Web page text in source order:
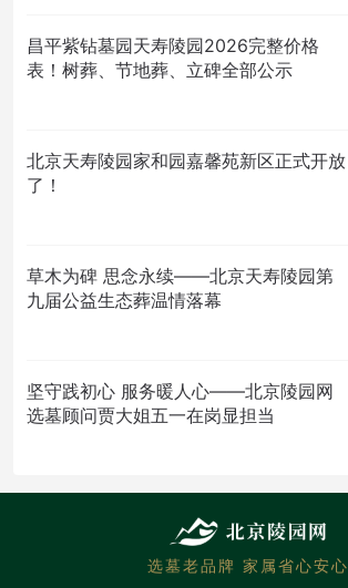
昌平紫钻墓园天寿陵园2026完整价格
表！树葬、节地葬、立碑全部公示
北京天寿陵园家和园嘉馨苑新区正式开放
了！
草木为碑 思念永续——北京天寿陵园第
九届公益生态葬温情落幕
坚守践初心 服务暖人心——北京陵园网
选墓顾问贾大姐五一在岗显担当
选墓老品牌 家属省心安心